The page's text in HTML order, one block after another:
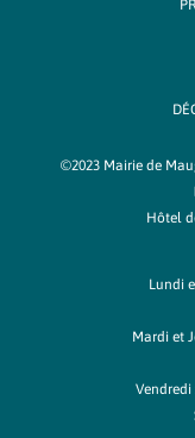
©2023 Mairie de
Hôtel
Lundi
Mardi et
Vendredi